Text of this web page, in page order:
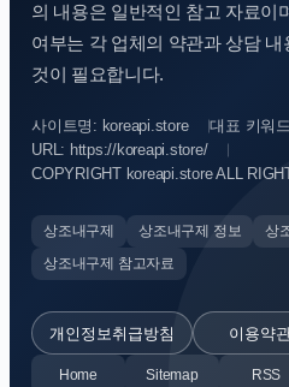
의 내용은 일반적인 참고 자료이
여부는 각 업체의 약관과 상담
것이 필요합니다.
사이트명: koreapi.store
대표 키워
URL: https://koreapi.store/
COPYRIGHT koreapi.store ALL
상조내구제 상조내구제 정보
상
상조내구제 참고자료
개인정보취급방침 이용약
Home Sitemap RSS